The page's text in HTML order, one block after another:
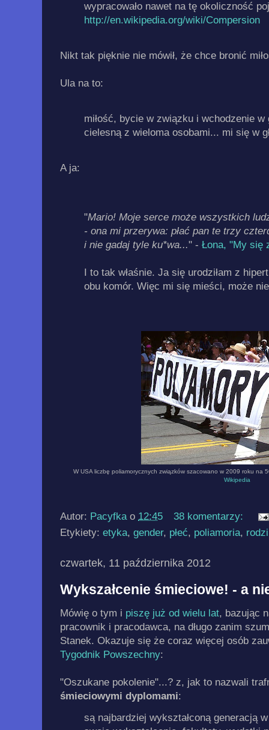
wypracowało nawet na tę okoliczność
http://en.wikipedia.org/wiki/Compersion
Nikt tak pięknie nie mówił, że chce bronić
Ula na to:
miłość, bycie w związku i wchodzenie w
cielesną z wieloma osobami... mi się w
A ja:
"Mario! Moje serce może wszystkich
- ona mi przerywa: płać pan te trzy
i nie gadaj tyle ku*wa..." - Łona, "My się
I to tak właśnie. Ja się urodziłam z
obu komór. Więc mi się mieści, może
W USA liczbę poliamorycznych związków szacowano w 2009 roku na
Wikipedia
Autor: Pacyfka o 12:45
38 komentarzy:
Etykiety: etyka, gender, płeć, poliamoria,
czwartek, 11 października 2012
Wykszałcenie śmieciowe! - a
Mówię o tym i piszę już od wielu lat, bazując
pracownik i pracodawca, na długo zanim
Stanek. Okazuje się że coraz więcej osób
Tygodnik Powszechny:
"Oszukane pokolenie"...? z, jak to nazwali
śmieciowymi dyplomami:
są najbardziej wykształconą generacją